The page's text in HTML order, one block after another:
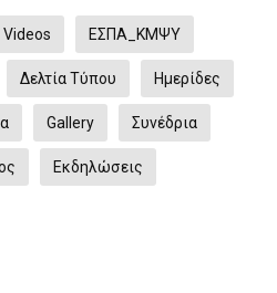
Videos ΕΣΠΑ_ΚΜΨΥ
Δελτία Τύπου Ημερίδες
Gallery Συνέδρια
Eκδηλώσεις